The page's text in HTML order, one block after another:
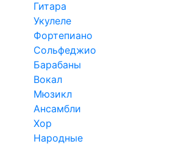
Гитара
Укулеле
Фортепиано
Сольфеджио
Барабаны
Вокал
Мюзикл
Ансамбли
Хор
Народные